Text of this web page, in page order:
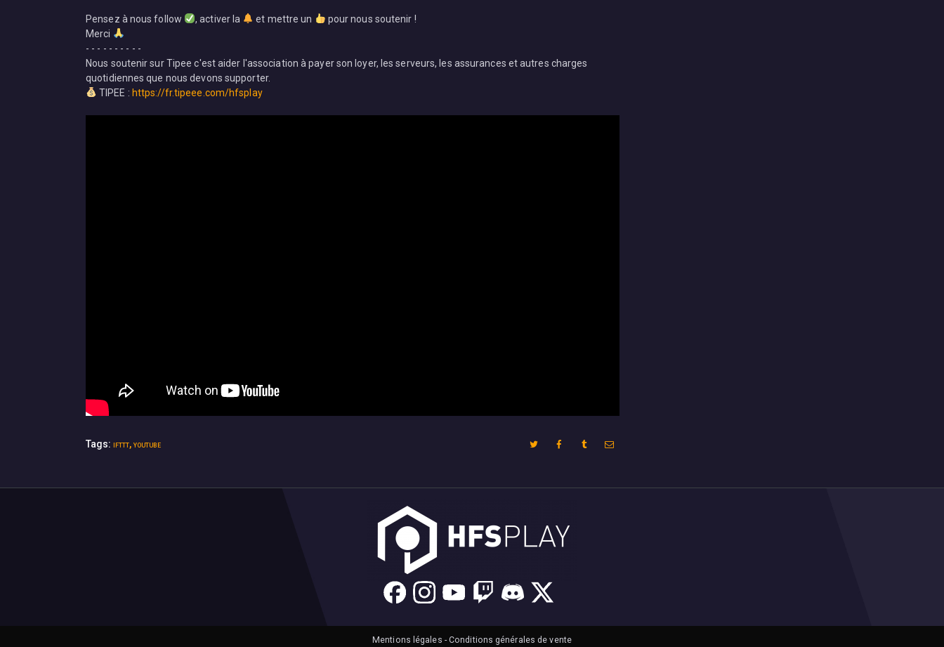
Pensez à nous follow , activer la et mettre un
pour nous soutenir !
Merci
- - - - - - - - - -
Nous soutenir sur Tipee c'est aider l'association à payer son loyer, les serveurs, les assurances et autres charges
quotidiennes que nous devons supporter.
TIPEE : https://fr.tipeee.com/hfsplay
Tags: IFTTT, YOUTUBE
Mentions légales -Conditions générales de vente